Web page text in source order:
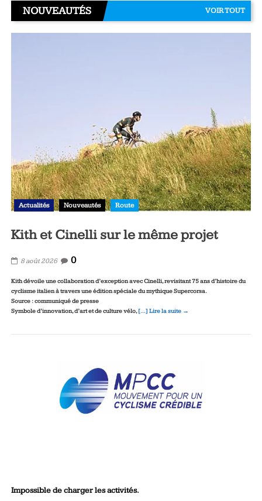
NOUVEAUTÉS VOIR TOUT
Actualités Nouveautés Route
Kith et Cinelli sur le même projet
8 août 2026 0
Kith dévoile une collaboration d’exception avec Cinelli, revisitant 75 ans d’histoire du
cyclisme italien à travers une édition spéciale du mythique Supercorsa.
Source : communiqué de presse
Symbole d’innovation, d’art et de culture vélo,[…] Lire la suite →
Impossible de charger les activités.